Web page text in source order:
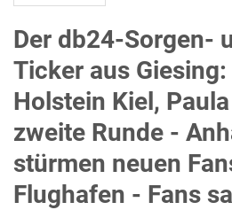
Der db24-Sorgen-
Ticker aus
Holstein Kiel,
zweite Runde -
stürmen neuen
Flughafen - Fans